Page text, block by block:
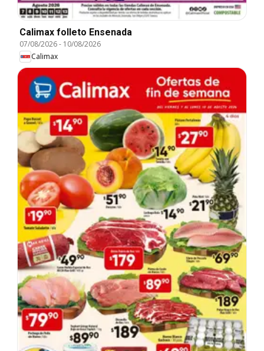
Calimax folleto Ensenada
07/08/2026- 10/08/2026
Calimax